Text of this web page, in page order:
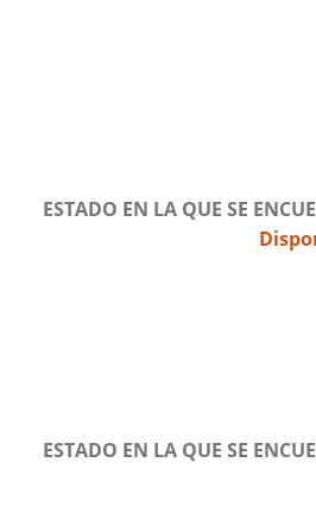
ESTADO EN LA QUE SE
ESTADO EN LA QUE SE